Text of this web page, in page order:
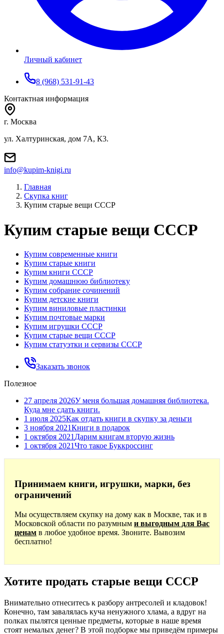
Личный кабинет
8 (968) 531-91-43
Контактная информация
г. Москва
ул. Халтуринская, дом 7А, К3.
info@kupim-knigi.ru
Главная
Скупка книг
Купим старые вещи СССР
Купим старые вещи СССР
Купим современные книги
Купим старые книги
Купим книги СССР
Купим домашнюю библиотеку
Купим собрание сочинений
Купим детские книги
Купим виниловые пластинки
Купим почтовые марки
Купим игрушки СССР
Купим старые вещи СССР
Купим статуэтки и сервизы СССР
Заказать звонок
Полезное
27 апреля 2026У меня большая домашняя библиотека.
Куда мне сдать книги.
1 июля 2025Как отдать книги в скупку за деньги
3 ноября 2021Книги в подарок
1 октября 2021 Дарим книгам вторую жизнь
1 октября 2021Что такое Буккроссинг
Принимаем книги, игрушки, марки, без
ограничений
Мы осуществляем скупку на дому как в Москве, так и в
Московской области по разумным и выгодным для Вас
ценам в любое удобное время. Звоните. Вывозим
бесплатно!
Хотите продать старые вещи СССР
Внимательно отнеситесь к разбору антресолей и кладовок!
Конечно, там завалялась куча ненужного хлама, а вдруг на
полках пылятся ценные предметы, которые в наше время
стоят немалых денег? В этой подборке мы приведём примеры